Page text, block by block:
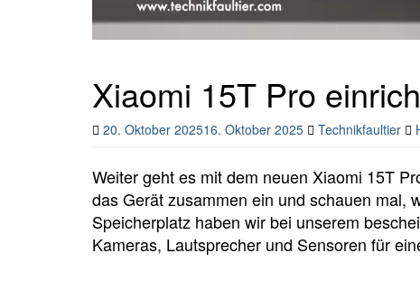
Xiaomi 15T Pro
20. Oktober 202516. Oktober 2025 Technikfaultier
Weiter geht es mit dem neuen Xiaomi 15T
das Gerät zusammen ein und schauen mal,
Speicherplatz haben wir bei unserem
Kameras, Lautsprecher und Sensoren für